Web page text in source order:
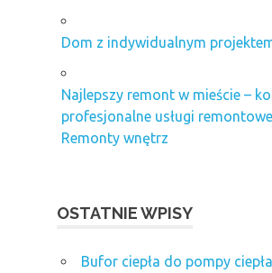
Dom z indywidualnym
Najlepszy remont w mieście –
profesjonalne usługi
Remonty wnętrz
OSTATNIE WPISY
Bufor ciepła do pompy